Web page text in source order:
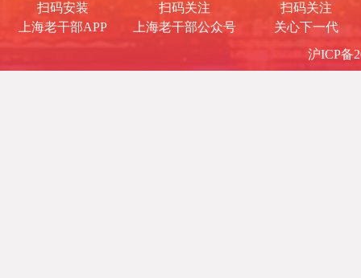
扫码安装
上海老干部APP
扫码关注
上海老干部公众号
扫码关注
关心下一代
沪ICP备